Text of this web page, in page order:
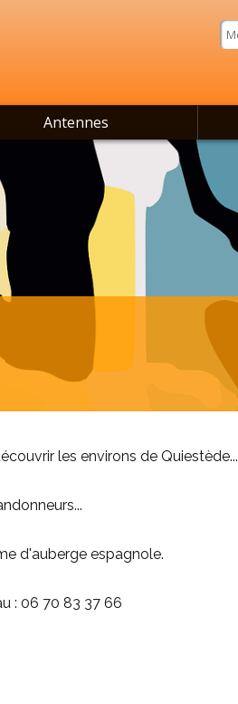
Antennes
les environs de Quiestède...
d'auberge espagnole.
: 06 70 83 37 66